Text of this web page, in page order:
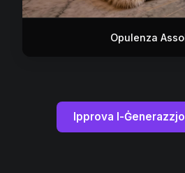
Opulenza
Ipprova l-